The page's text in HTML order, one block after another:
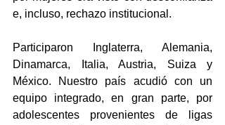
e, incluso, rechazo institucional.
Participaron Inglaterra, Alemania,
Dinamarca, Italia, Austria, Suiza y
México. Nuestro país acudió con un
equipo integrado, en gran parte, por